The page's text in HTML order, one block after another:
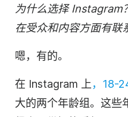
为什么选择 Instagram
在受众和内容方面有联
嗯，有的。
在 Instagram 上 ，18-
大的两个年龄组。这些